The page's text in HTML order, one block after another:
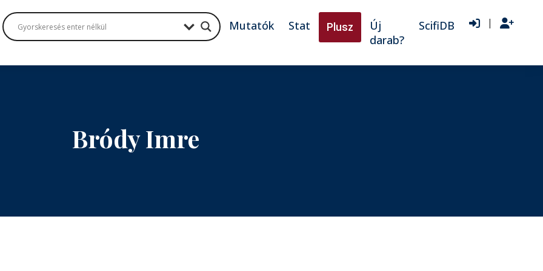
Mutatók Stat Plusz
Új
darab?
ScifiDB |
Bródy Imre